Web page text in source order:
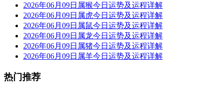
2026年06月09日属猴今日运势及运程详解
2026年06月09日属虎今日运势及运程详解
2026年06月09日属鼠今日运势及运程详解
2026年06月09日属龙今日运势及运程详解
2026年06月09日属猪今日运势及运程详解
2026年06月09日属羊今日运势及运程详解
热门推荐